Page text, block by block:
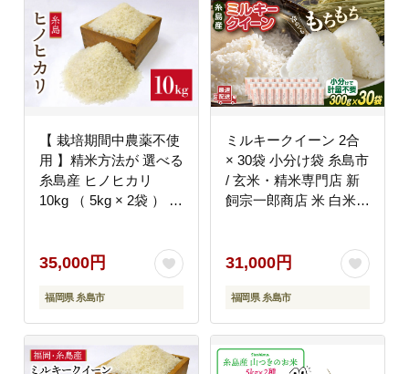
【 栽培期間中農薬不使
用 】精米方法が 選べる
糸島産 ヒノヒカリ
10kg （ 5kg × 2袋 ） 糸
のひかり
35,000円
福岡県 糸島市
ミルキークイーン 2合
× 30袋 小分け袋 糸島市
/ 玄米・精米専門店 新
飼宗一郎商店 米 白米
31,000円
福岡県 糸島市